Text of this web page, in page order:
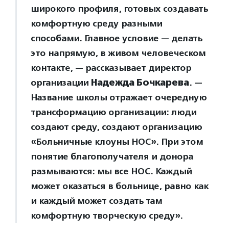
широкого профиля, готовых создавать
комфортную среду разными
способами. Главное условие — делать
это напрямую, в живом человеческом
контакте, — рассказывает директор
организации Надежда Бочкарева. —
Название школы отражает очередную
трансформацию организации: люди
создают среду, создают организацию
«Больничные клоуны НОС». При этом
понятие благополучателя и донора
размываются: мы все НОС. Каждый
может оказаться в больнице, равно как
и каждый может создать там
комфортную творческую среду».